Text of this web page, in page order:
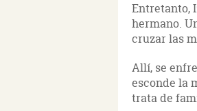
Entretanto,
hermano.
cruzar las
Allí, se
esconde la
trata de